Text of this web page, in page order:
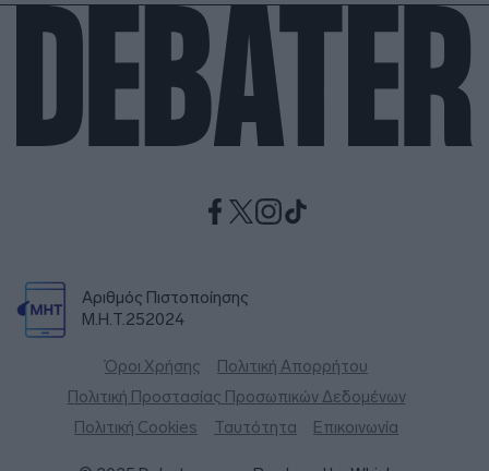
Αριθμός Πιστοποίησης
Μ.Η.Τ.252024
Όροι Χρήσης
Πολιτική Απορρήτου
Πολιτική Προστασίας Προσωπικών Δεδομένων
Πολιτική Cookies
Ταυτότητα Επικοινωνία